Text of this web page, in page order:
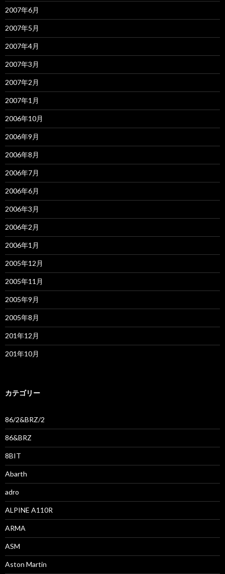
2007年6月
2007年5月
2007年4月
2007年3月
2007年2月
2007年1月
2006年10月
2006年9月
2006年8月
2006年7月
2006年6月
2006年3月
2006年2月
2006年1月
2005年12月
2005年11月
2005年9月
2005年8月
201年12月
201年10月
カテゴリー
86/2&BRZ/2
86&BRZ
8BIT
Abarth
adro
ALPINE A110R
ARMA
ASM
Aston Martin